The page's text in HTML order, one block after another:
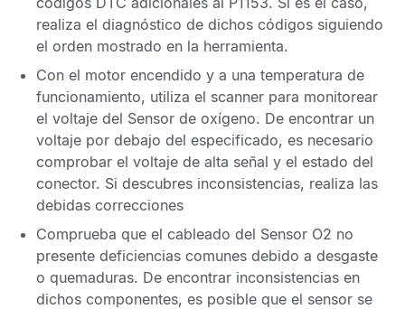
realiza el diagnóstico de dichos códigos siguiendo
el orden mostrado en la herramienta.
Con el motor encendido y a una temperatura de
funcionamiento, utiliza el scanner para monitorear
el voltaje del Sensor de oxígeno. De encontrar un
voltaje por debajo del especificado, es necesario
comprobar el voltaje de alta señal y el estado del
conector. Si descubres inconsistencias, realiza las
debidas correcciones
Comprueba que el cableado del Sensor O2 no
presente deficiencias comunes debido a desgaste
o quemaduras. De encontrar inconsistencias en
dichos componentes, es posible que el sensor se